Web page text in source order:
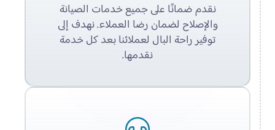
نقدم ضمانًا على جميع خدمات الصيانة
والإصلاح لضمان رضا العملاء. نهدف إلى
توفير راحة البال لعملائنا بعد كل خدمة
نقدمها.